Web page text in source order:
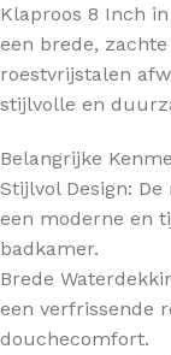
Klaproos 8 Inch
een brede,
roestvrijstalen
stijlvolle en
Belangrijke
Stijlvol Design:
een moderne en
badkamer.
Brede
een verfrissende
douchecomfort.